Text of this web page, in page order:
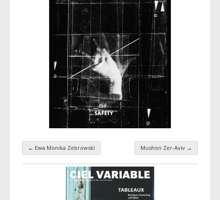
Navigation par taxonomie
← Ewa Monika Zebrowski Mushon Zer-Aviv →